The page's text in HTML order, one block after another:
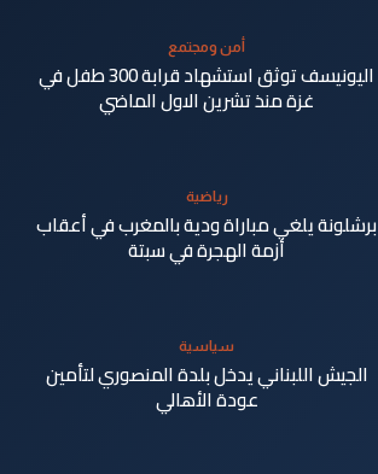
أمن ومجتمع
اليونيسف توثق استشهاد قرابة 300 طفل في
غزة منذ تشرين الاول الماضي
رياضية
برشلونة يلغي مباراة ودية بالمغرب في أعقاب
أزمة الهجرة في سبتة
سياسية
الجيش اللبناني يدخل بلدة المنصوري لتأمين
عودة الأهالي